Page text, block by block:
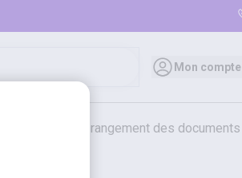
Mon compte
bureautique et rangement des documents